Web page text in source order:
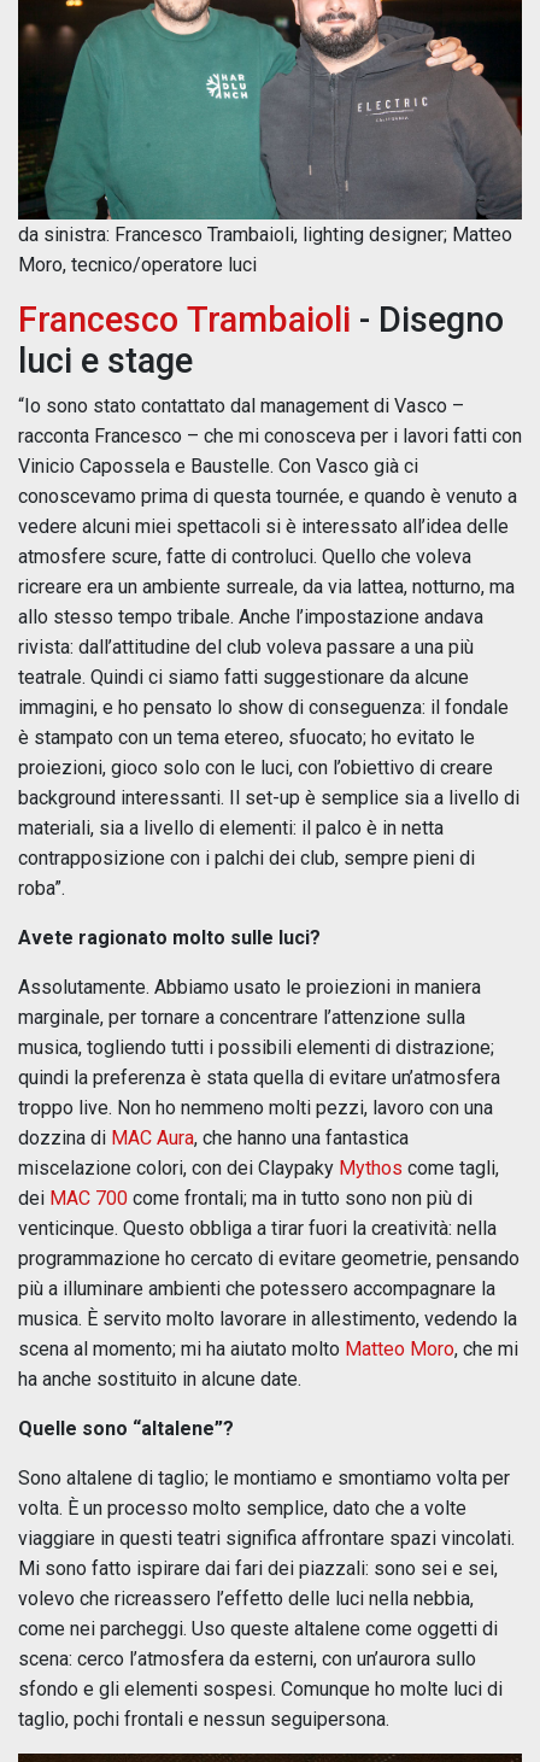
da sinistra: Francesco Trambaioli, lighting designer; Matteo
Moro, tecnico/operatore luci
Francesco Trambaioli - Disegno
luci e stage
“Io sono stato contattato dal management di Vasco –
racconta Francesco – che mi conosceva per i lavori fatti con
Vinicio Capossela e Baustelle. Con Vasco già ci
conoscevamo prima di questa tournée, e quando è venuto a
vedere alcuni miei spettacoli si è interessato all’idea delle
atmosfere scure, fatte di controluci. Quello che voleva
ricreare era un ambiente surreale, da via lattea, notturno, ma
allo stesso tempo tribale. Anche l’impostazione andava
rivista: dall’attitudine del club voleva passare a una più
teatrale. Quindi ci siamo fatti suggestionare da alcune
immagini, e ho pensato lo show di conseguenza: il fondale
è stampato con un tema etereo, sfuocato; ho evitato le
proiezioni, gioco solo con le luci, con l’obiettivo di creare
background interessanti. Il set-up è semplice sia a livello di
materiali, sia a livello di elementi: il palco è in netta
contrapposizione con i palchi dei club, sempre pieni di
roba”.
Avete ragionato molto sulle luci?
Assolutamente. Abbiamo usato le proiezioni in maniera
marginale, per tornare a concentrare l’attenzione sulla
musica, togliendo tutti i possibili elementi di distrazione;
quindi la preferenza è stata quella di evitare un’atmosfera
troppo live. Non ho nemmeno molti pezzi, lavoro con una
dozzina di MAC Aura, che hanno una fantastica
miscelazione colori, con dei Claypaky Mythos come tagli,
dei MAC 700 come frontali; ma in tutto sono non più di
venticinque. Questo obbliga a tirar fuori la creatività: nella
programmazione ho cercato di evitare geometrie, pensando
più a illuminare ambienti che potessero accompagnare la
musica. È servito molto lavorare in allestimento, vedendo la
scena al momento; mi ha aiutato molto Matteo Moro, che mi
ha anche sostituito in alcune date.
Quelle sono “altalene”?
Sono altalene di taglio; le montiamo e smontiamo volta per
volta. È un processo molto semplice, dato che a volte
viaggiare in questi teatri significa affrontare spazi vincolati.
Mi sono fatto ispirare dai fari dei piazzali: sono sei e sei,
volevo che ricreassero l’effetto delle luci nella nebbia,
come nei parcheggi. Uso queste altalene come oggetti di
scena: cerco l’atmosfera da esterni, con un’aurora sullo
sfondo e gli elementi sospesi. Comunque ho molte luci di
taglio, pochi frontali e nessun seguipersona.